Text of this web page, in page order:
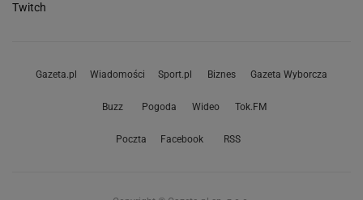
Twitch
Gazeta.pl Wiadomości Sport.pl Biznes Gazeta Wyborcza
Buzz Pogoda Wideo Tok.FM
Poczta Facebook RSS